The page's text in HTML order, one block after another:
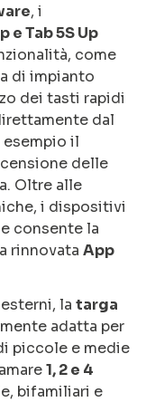
, i
e Tab 5S Up
come
di impianto
dei tasti rapidi
dal
il
delle
Oltre alle
i dispositivi
consente la
rinnovata App
la targa
adatta per
piccole e medie
1, 2 e 4
bifamiliari e